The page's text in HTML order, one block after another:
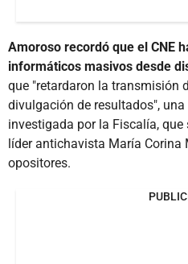
Amoroso recordó que el CNE
informáticos masivos desde
que "retardaron la transmisión
divulgación de resultados",
investigada por la Fiscalía,
líder antichavista María Corina
opositores.